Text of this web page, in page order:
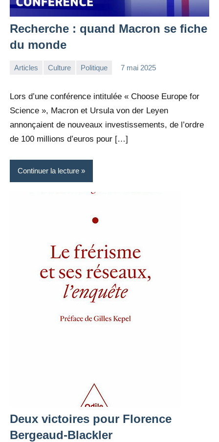
Recherche : quand Macron se fiche
du monde
Articles Culture Politique 7 mai 2025
Lors d’une conférence intitulée « Choose Europe for
Science », Macron et Ursula von der Leyen
annonçaient de nouveaux investissements, de l’ordre
de 100 millions d’euros pour […]
Continuer la lecture
Deux victoires pour Florence
Bergeaud-Blackler